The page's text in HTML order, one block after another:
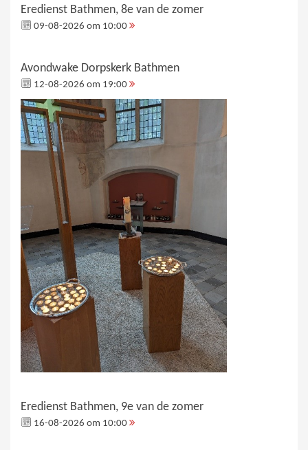
Eredienst Bathmen, 8e van de zomer
09-08-2026 om 10:00
Avondwake Dorpskerk Bathmen
12-08-2026 om 19:00
Eredienst Bathmen, 9e van de zomer
16-08-2026 om 10:00